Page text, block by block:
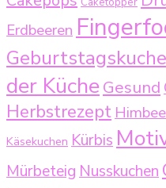
Erdbeeren
der KücheGesund
Herbstrezept
Käsekuchen Kürbis
Mürbeteig Nusskuchen